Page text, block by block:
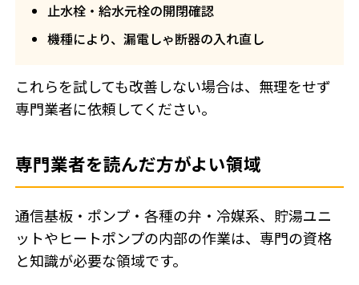
止水栓・給水元栓の開閉確認
機種により、漏電しゃ断器の入れ直し
これらを試しても改善しない場合は、無理をせず
専門業者に依頼してください。
専門業者を読んだ方がよい領域
通信基板・ポンプ・各種の弁・冷媒系、貯湯ユニ
ットやヒートポンプの内部の作業は、専門の資格
と知識が必要な領域です。